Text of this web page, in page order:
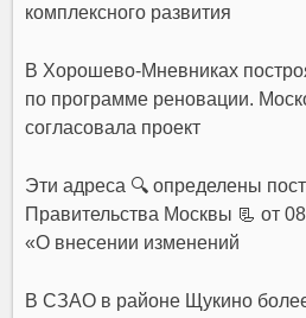
комплексного развития
В Хорошево-Мневниках
по программе реновации.
согласовала проект
Эти адреса 🔍 определены
Правительства Москвы 📃 от
«О внесении изменений
В СЗАО в районе Щукино